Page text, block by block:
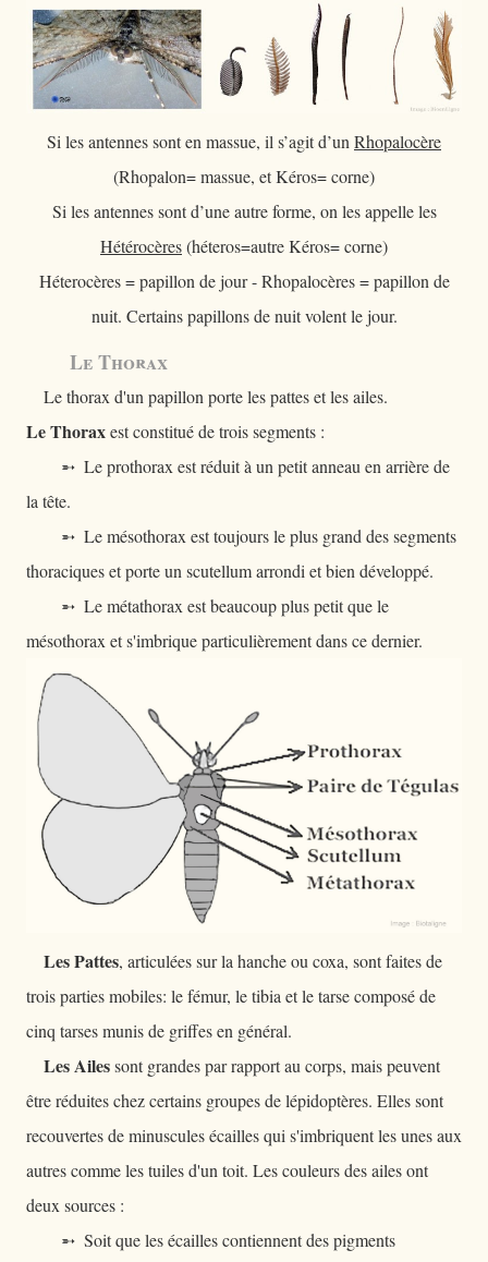
Si les antennes sont en massue, il s’agit d’un Rhopalocère
(Rhopalon= massue, et Kéros= corne)
Si les antennes sont d’une autre forme, on les appelle les
Hétérocères(héteros=autre Kéros= corne)
Héterocères = papillon de jour - Rhopalocères = papillon de
nuit. Certains papillons de nuit volent le jour.
Le Thorax
Le thorax d'un papillon porte les pattes et les ailes.
Le Thoraxest constitué de trois segments :
➵ Le prothorax est réduit à un petit anneau en arrière de
la tête.
➵ Le mésothorax est toujours le plus grand des segments
thoraciques et porte un scutellum arrondi et bien développé.
➵ Le métathorax est beaucoup plus petit que le
mésothorax et s'imbrique particulièrement dans ce dernier.
Les Pattes, articulées sur la hanche ou coxa, sont faites de
trois parties mobiles: le fémur, le tibia et le tarse composé de
cinq tarses munis de griffes en général.
Les Ailessont grandes par rapport au corps, mais peuvent
être réduites chez certains groupes de lépidoptères. Elles sont
recouvertes de minuscules écailles qui s'imbriquent les unes aux
autres comme les tuiles d'un toit. Les couleurs des ailes ont
deux sources :
➵ Soit que les écailles contiennent des pigments